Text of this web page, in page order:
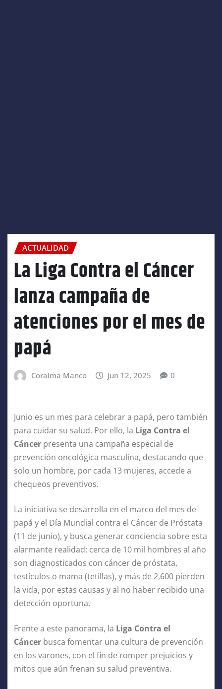
ACTUALIDAD
La Liga Contra el Cáncer
lanza campaña de
atenciones por el mes de
papá
Coraima Manco Jun 12, 2025 0
Junio es un mes para celebrar a papá, pero también
para cuidar su salud. Por ello, la Liga Contra el
Cáncer presenta una campaña especial de
prevención oncológica masculina, destacando que
solo un hombre, por cada 13 mujeres, accede a
chequeos preventivos.
La iniciativa se desarrolla en el marco del mes de
papá y el Día Mundial contra el Cáncer de Próstata
(11 de junio), y busca generar conciencia sobre esta
alarmante realidad: cerca de 10 mil hombres al año
son diagnosticados con cáncer de próstata,
testículos o mama (tetillas), y más de 2,600 pierden
la vida, por estas causas y al no haber recibido una
detección oportuna.
Frente a este panorama, la Liga Contra el
Cáncer busca fomentar una cultura de prevención
en los varones, con el fin de romper prejuicios y
mitos que aún frenan su salud preventiva.